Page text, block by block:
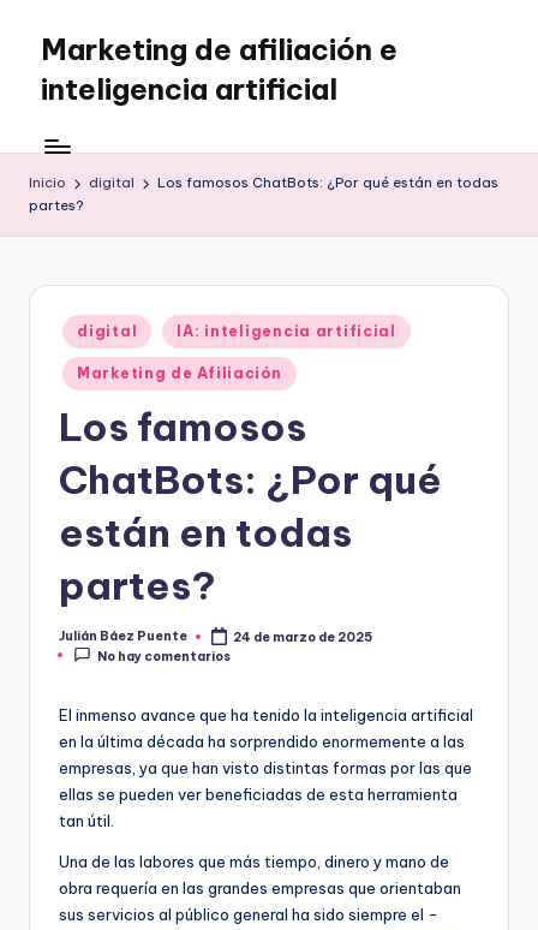
Saltar
contenido
Marketing de afiliación e
inteligencia artificial
Inicio digital
Los famosos ChatBots: ¿Por qué están en todas
partes?
Publicado
en
digital IA: inteligencia artificial
Marketing de Afiliación
Los famosos
ChatBots: ¿Por qué
están en todas
partes?
Publicado
por
Julián Báez Puente
24 de marzo de 2025
No hay comentarios
El inmenso avance que ha tenido la inteligencia artificial
en la última década ha sorprendido enormemente a las
empresas, ya que han visto distintas formas por las que
ellas se pueden ver beneficiadas de esta herramienta
tan útil.
Una de las labores que más tiempo, dinero y mano de
obra requería en las grandes empresas que orientaban
sus servicios al público general ha sido siempre el -